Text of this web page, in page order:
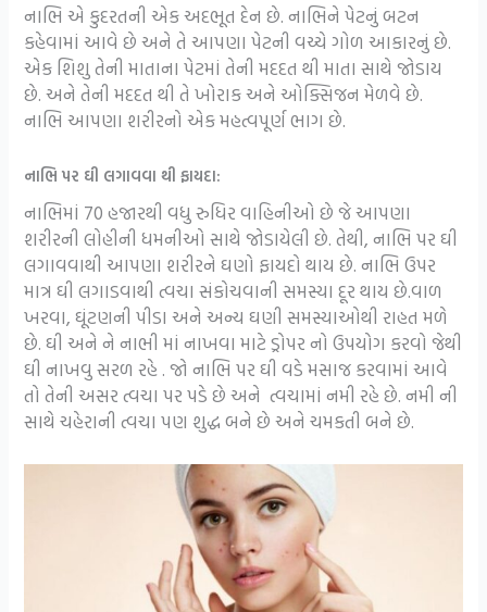
નાભિ એ કુદરતની એક અદભૂત દેન છે. નાભિને પેટનું બટન
કહેવામાં આવે છે અને તે આપણા પેટની વચ્ચે ગોળ આકારનું છે.
એક શિશુ તેની માતાના પેટમાં તેની મદદત થી માતા સાથે જોડાય
છે. અને તેની મદદત થી તે ખોરાક અને ઓક્સિજન મેળવે છે.
નાભિ આપણા શરીરનો એક મહત્વપૂર્ણ ભાગ છે.
નાભિ પર ઘી લગાવવા થી ફાયદા:
નાભિમાં 70 હજારથી વધુ રુધિર વાહિનીઓ છે જે આપણા
શરીરની લોહીની ધમનીઓ સાથે જોડાયેલી છે. તેથી, નાભિ પર ઘી
લગાવવાથી આપણા શરીરને ઘણો ફાયદો થાય છે. નાભિ ઉપર
માત્ર ઘી લગાડવાથી ત્વચા સંકોચવાની સમસ્યા દૂર થાય છે.વાળ
ખરવા, ઘૂંટણની પીડા અને અન્ય ઘણી સમસ્યાઓથી રાહત મળે
છે. ઘી અને ને નાભી માં નાખવા માટે ડ્રોપર નો ઉપયોગ કરવો જેથી
ઘી નાખવુ સરળ રહે . જો નાભિ પર ઘી વડે મસાજ કરવામાં આવે
તો તેની અસર ત્વચા પર પડે છે અને ત્વચામાં નમી રહે છે. નમી ની
સાથે ચહેરાની ત્વચા પણ શુદ્ધ બને છે અને ચમકતી બને છે.